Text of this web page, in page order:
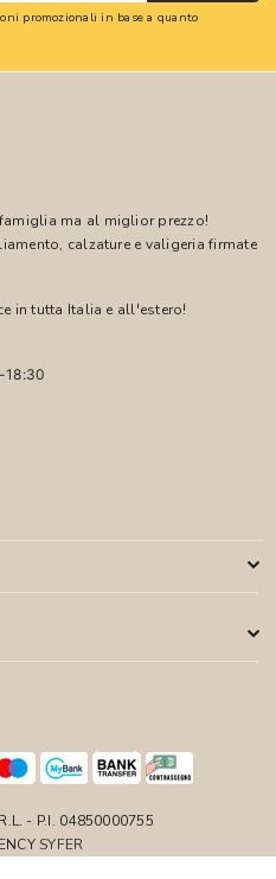
promozionali in base a quanto
ma al miglior prezzo!
calzature e valigeria firmate
in tutta Italia e all'estero!
18:30
- P.I. 04850000755
SYFER